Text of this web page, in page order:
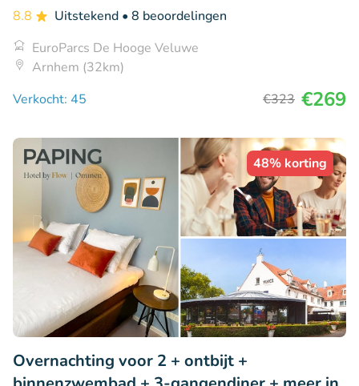
8.8 Uitstekend • 8 beoordelingen
EuroParcs De Hooge Veluwe
Arnhem (32km)
Verkocht: 45
€323 €269
48% korting
Overnachting voor 2 + ontbijt +